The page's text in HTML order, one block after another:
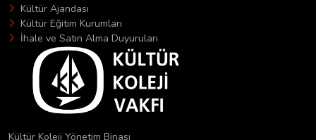
Kültür Ajandası
Kültür Eğitim Kurumları
İhale ve Satın Alma Duyuruları
Kültür Koleji Yönetim Binası